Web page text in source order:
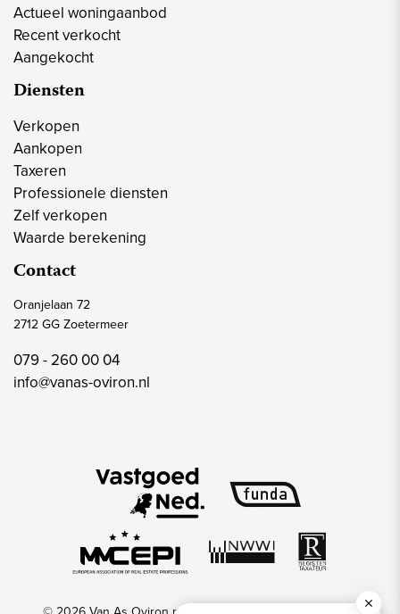
Actueel woningaanbod
Recent verkocht
Aangekocht
Diensten
Verkopen
Aankopen
Taxeren
Professionele diensten
Zelf verkopen
Waarde berekening
Contact
Oranjelaan 72
2712 GG Zoetermeer
079 - 260 00 04
info@vanas-oviron.nl